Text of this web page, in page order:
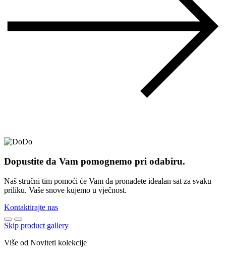
Dopustite da Vam pomognemo pri odabiru.
Naš stručni tim pomoći će Vam da pronađete idealan sat za svaku
priliku. Vaše snove kujemo u vječnost.
Kontaktirajte nas
Skip product gallery
Više od Noviteti kolekcije